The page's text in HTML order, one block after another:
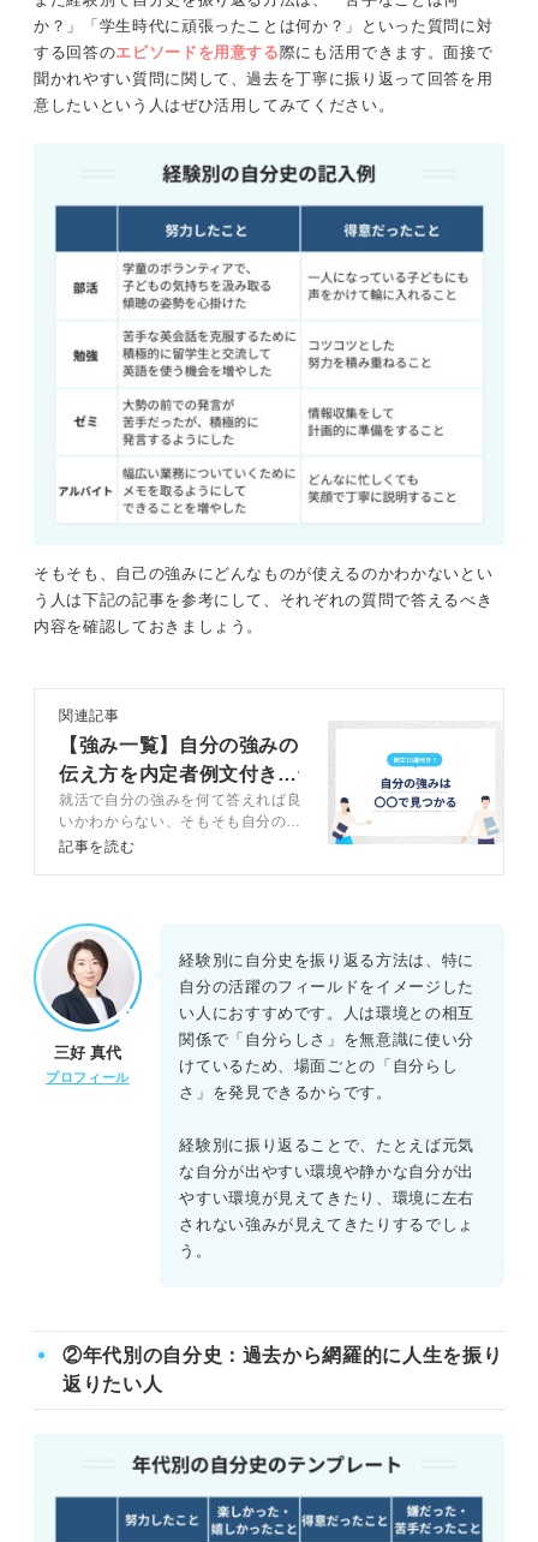
か？」「学生時代に頑張ったことは何か？」といった質問に対
する回答のエピソードを用意する 際にも活用できます。面接で
聞かれやすい質問に関して、過去を丁寧に振り返って回答を用
意したいという人はぜひ活用してみてください。
そもそも、自己の強みにどんなものが使えるのかわかないとい
う人は下記の記事を参考にして、それぞれの質問で答えるべき
内容を確認しておきましょう。
関連記事
【強み一覧】自分の強みの
伝え方を内定者例文付きで
解説
就活で自分の強みを何て答えれば良
いかわからない、そもそも自分の強
みが浮かばない人に向けて、キャリ
紹介するので、参考にしてくださ
い。
記事を読む
三好 真代
プロフィール
経験別に自分史を振り返る方法は、特に
自分の活躍のフィールドをイメージした
い人におすすめです。人は環境との相互
関係で「自分らしさ」を無意識に使い分
けているため、場面ごとの「自分らし
さ」を発見できるからです。
経験別に振り返ることで、たとえば元気
な自分が出やすい環境や静かな自分が出
やすい環境が見えてきたり、環境に左右
されない強みが見えてきたりするでしょ
う。
②年代別の自分史：過去から網羅的に人生を振り
返りたい人